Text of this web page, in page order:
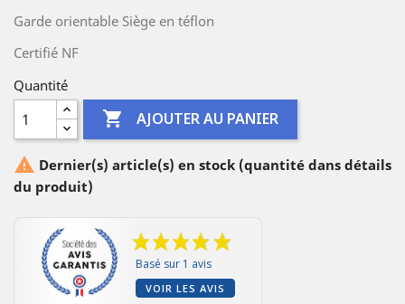
Garde orientable Siège en téflon
Certifié NF
Quantité
 AJOUTER AU PANIER
 Dernier(s) article(s) en stock (quantité dans détails
du produit)
Basé sur 1 avis
VOIR LES AVIS